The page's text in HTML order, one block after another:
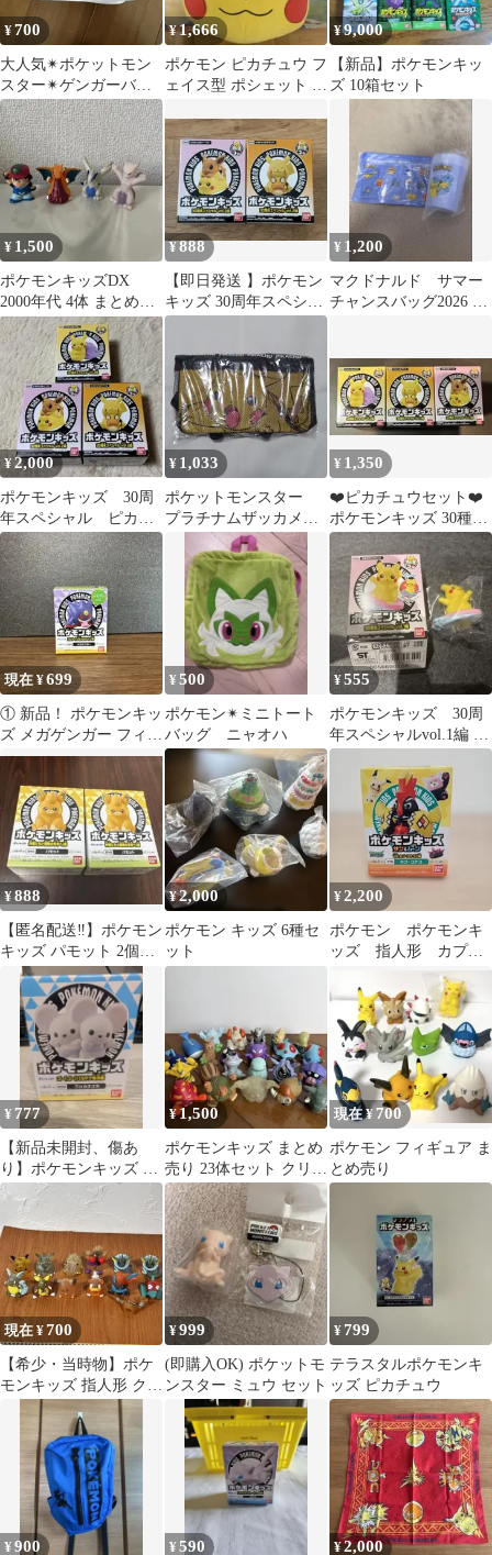
¥700
大人気✴︎ポケットモン
スター✴︎ゲンガーバッ
ク
¥1,666
ポケモン ピカチュウ フ
ェイス型 ポシェット バ
¥9,000
【新品】ポケモンキッ
ズ 10箱セット
¥ 1,500
ポケモンキッズDX
2000年代 4体 まとめ売
り
¥888
【即日発送 】ポケモン
キッズ 30周年スペシャ
ル vol.2編 2種セット
¥ 1,200
マクドナルド サマー
チャンスバッグ2026 ポ
¥2,000
ポケモンキッズ 30周
年スペシャル ピカチ
ュウ イーブイ メタ
モン デデンネ
¥ 1,033
ポケットモンスター
プラチナムザッカメッ
シュデザインリュッ
ク ピカチュウ
¥ 1,350
❤️ピカチュウセット❤️
ポケモンキッズ 30種ス
ペシャルセット vol.2
新品
現在 ¥699
① 新品！ ポケモンキッ
ズ メガゲンガー フィギ
ュア
¥500
ポケモン✴︎ミニトート
バッグ ニャオハ
¥555
ポケモンキッズ 30周
年スペシャルvol.1編 な
みのりピカチュウ
¥888
【匿名配送‼️】ポケモン
キッズ パモット 2個セ
ット
¥2,000
ポケモン キッズ 6種セ
ット
¥2,200
ポケモン ポケモンキ
ッズ 指人形 カプ・
¥ 777
【新品未開封、傷あ
り】ポケモンキッズ ワ
ッカネズミ
¥1,500
ポケモンキッズ まとめ
売り 23体セット クリア
あり
現在 ¥ 700
ポケモン フィギュア ま
とめ売り
現在 ¥700
【希少・当時物】ポケ
モンキッズ 指人形 クリ
ア 13体まとめ初代 レト
¥999
(即購入OK) ポケットモ
ンスター ミュウ セット
¥799
テラスタルポケモンキ
ッズ ピカチュウ
¥900 ¥590 ¥2,000